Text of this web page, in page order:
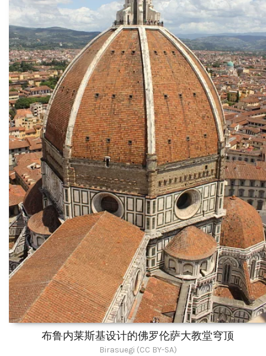
布鲁内莱斯基设计的佛罗伦萨大教堂穹顶
Birasuegi (CC BY-SA)